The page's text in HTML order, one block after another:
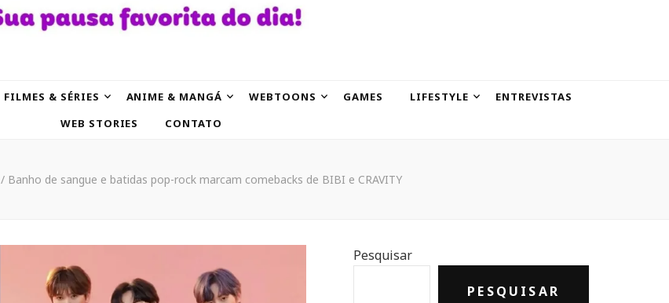
FILMES & SÉRIES ANIME & MANGÁ WEBTOONS GAMES LIFESTYLE
ENTREVISTAS
WEB STORIES
CONTATO
/ Banho de sangue e batidas pop-rock marcam comebacks de BIBI e CRAVITY
Pesquisar
PESQUISAR